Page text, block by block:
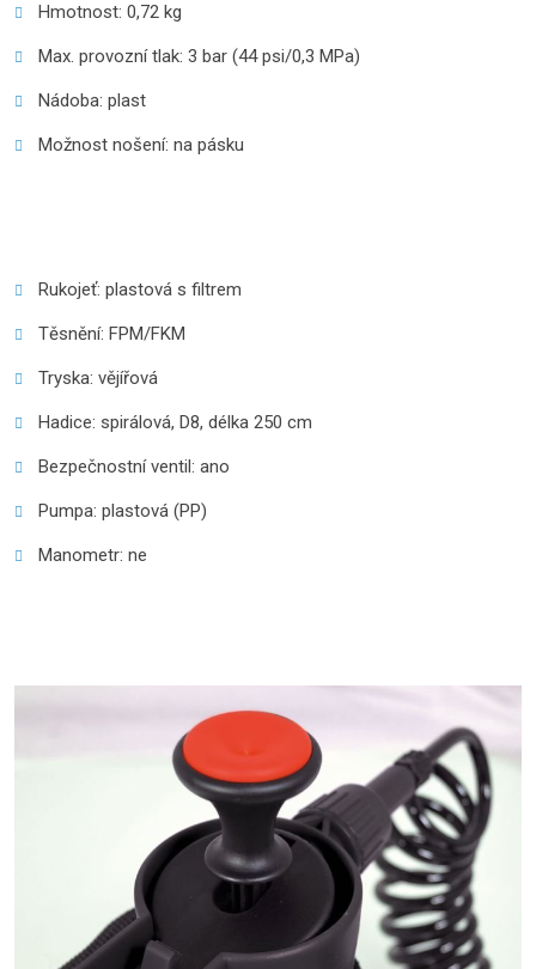
Hmotnost: 0,72 kg
Max. provozní tlak: 3 bar (44 psi/0,3 MPa)
Nádoba: plast
Možnost nošení: na pásku
Rukojeť: plastová s filtrem
Těsnění: FPM/FKM
Tryska: vějířová
Hadice: spirálová, D8, délka 250 cm
Bezpečnostní ventil: ano
Pumpa: plastová (PP)
Manometr: ne